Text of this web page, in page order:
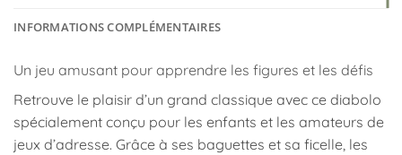
INFORMATIONS COMPLÉMENTAIRES
Un jeu amusant pour apprendre les figures et les défis
Retrouve le plaisir d’un grand classique avec ce diabolo
spécialement conçu pour les enfants et les amateurs de
jeux d’adresse. Grâce à ses baguettes et sa ficelle, les